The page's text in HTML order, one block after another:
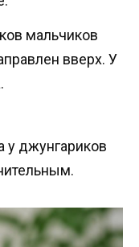
мальчиков
вверх. У
у джунгариков